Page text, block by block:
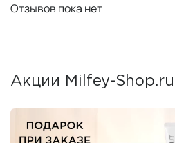
Отзывов пока нет
Акции Milfey-Shop.ru